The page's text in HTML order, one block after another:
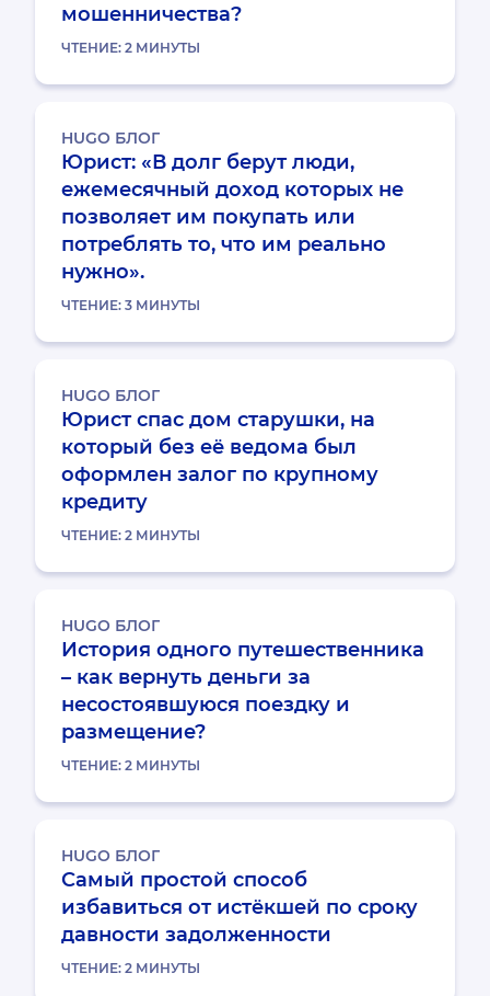
мошенничества?
ЧТЕНИЕ: 2 МИНУТЫ
HUGO БЛОГ
Юрист: «В долг берут люди,
ежемесячный доход которых не
позволяет им покупать или
потреблять то, что им реально
нужно».
ЧТЕНИЕ: 3 МИНУТЫ
HUGO БЛОГ
Юрист спас дом старушки, на
который без её ведома был
оформлен залог по крупному
кредиту
ЧТЕНИЕ: 2 МИНУТЫ
HUGO БЛОГ
История одного путешественника
– как вернуть деньги за
несостоявшуюся поездку и
размещение?
ЧТЕНИЕ: 2 МИНУТЫ
HUGO БЛОГ
Самый простой способ
избавиться от истёкшей по сроку
давности задолженности
ЧТЕНИЕ: 2 МИНУТЫ